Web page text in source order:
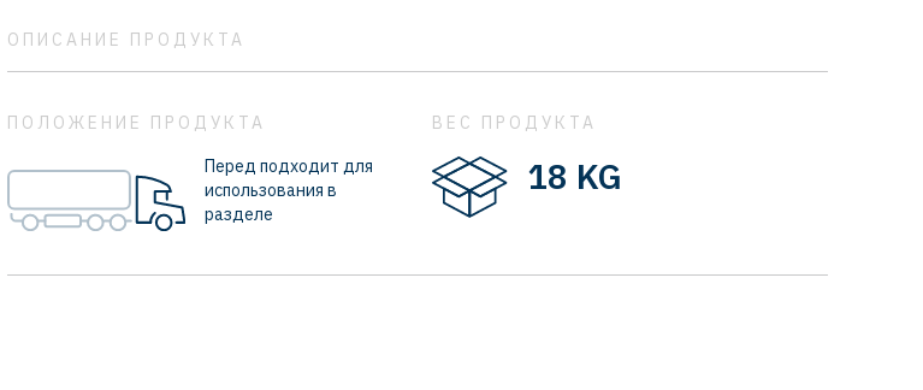
ОПИСАНИЕ ПРОДУКТА
ПОЛОЖЕНИЕ ПРОДУКТА
Перед подходит для
использования в
разделе
ВЕС ПРОДУКТА
18 KG